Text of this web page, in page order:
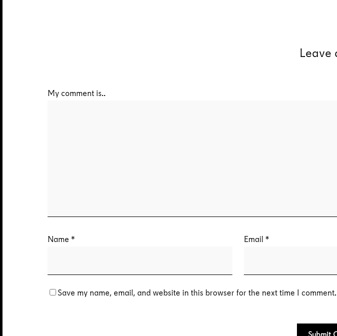
Leave
My comment is..
Name * Email*
Save my name, email, and website in this browser for the next time I comment.